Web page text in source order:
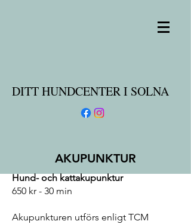
DITT HUNDCENTER I SOLNA
AKUPUNKTUR
Hund- och kattakupunktur
650 kr - 30 min
Akupunkturen utförs enligt TCM